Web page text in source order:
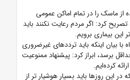
از ماسک را در تمام اماکن عمومی
تصریح کرد: اگر مردم رعایت نکنند باید
این بیماری برویم.
بیان اینکه باید ترددهای غیرضروری
برسد، ابراز کرد: پیشنهاد ممنوعیت
کرده‌ایم.
در این روزها باید بسیار هوشیار تر از